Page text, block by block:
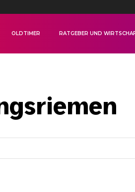
OLDTIMER RATGEBER UND